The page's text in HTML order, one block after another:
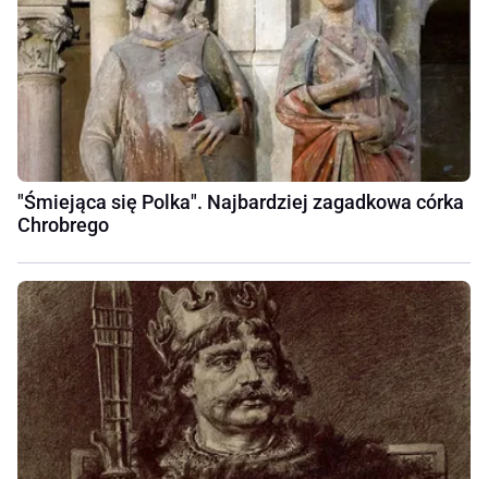
"Śmiejąca się Polka". Najbardziej zagadkowa córka
Chrobrego